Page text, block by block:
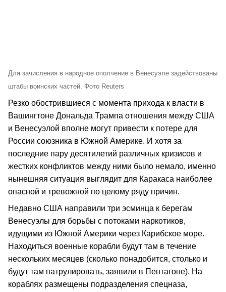
Для зачисления в народное ополчение в Венесуэле задействованы
штабы воинских частей. Фото Reuters
Резко обострившиеся с момента прихода к власти в
Вашингтоне Дональда Трампа отношения между США
и Венесуэлой вполне могут привести к потере для
России союзника в Южной Америке. И хотя за
последние пару десятилетий различных кризисов и
жестких конфликтов между ними было немало, именно
нынешняя ситуация выглядит для Каракаса наиболее
опасной и тревожной по целому ряду причин.
Недавно США направили три эсминца к берегам
Венесуэлы для борьбы с потоками наркотиков,
идущими из Южной Америки через Карибское море.
Находиться военные корабли будут там в течение
нескольких месяцев (сколько понадобится, столько и
будут там патрулировать, заявили в Пентагоне). На
кораблях размещены подразделения спецназа,